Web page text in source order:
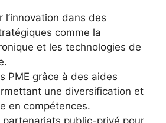
l’innovation dans des
comme la
et les technologies de
PME grâce à des aides
une diversification et
en compétences.